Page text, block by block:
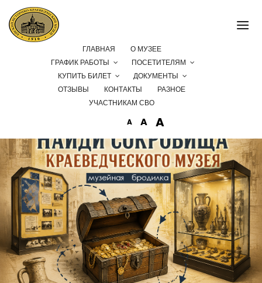
ГЛАВНАЯ
О МУЗЕЕ
ГРАФИК РАБОТЫ
ПОСЕТИТЕЛЯМ
КУПИТЬ БИЛЕТ
ДОКУМЕНТЫ
ОТЗЫВЫ
КОНТАКТЫ
РАЗНОЕ
УЧАСТНИКАМ СВО
A
A A
Приглашаем в музей на поиски сокровищ!